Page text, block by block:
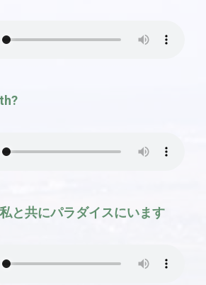
と共にパラダイスにいます